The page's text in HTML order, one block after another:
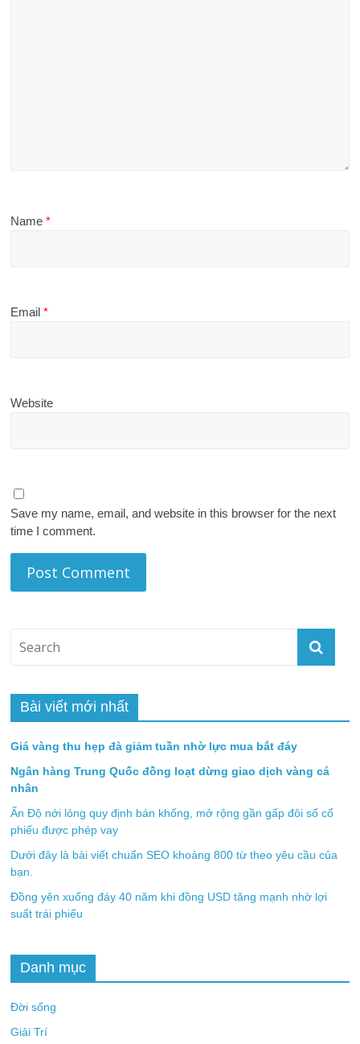
Name*
Email*
Website
Save my name, email, and website in this browser for the next
time I comment.
Bài viết mới nhất
Giá vàng thu hẹp đà giảm tuần nhờ lực mua bắt đáy
Ngân hàng Trung Quốc đồng loạt dừng giao dịch vàng cá
nhân
Ấn Độ nới lỏng quy định bán khống, mở rộng gần gấp đôi số cổ
phiếu được phép vay
Dưới đây là bài viết chuẩn SEO khoảng 800 từ theo yêu cầu của
bạn.
Đồng yên xuống đáy 40 năm khi đồng USD tăng mạnh nhờ lợi
suất trái phiếu
Danh mục
Đời sống
Giải Trí